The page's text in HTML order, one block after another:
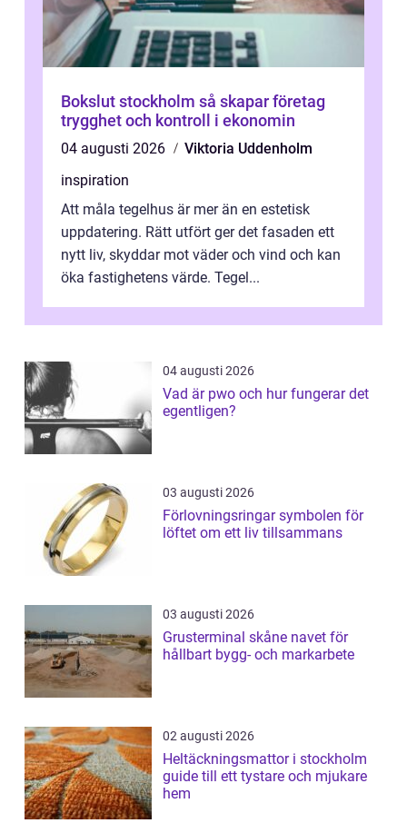
Bokslut stockholm så skapar företag
trygghet och kontroll i ekonomin
04 augusti 2026
Viktoria Uddenholm
inspiration
Att måla tegelhus är mer än en estetisk
uppdatering. Rätt utfört ger det fasaden ett
nytt liv, skyddar mot väder och vind och kan
öka fastighetens värde. Tegel...
04 augusti 2026
Vad är pwo och hur fungerar det
egentligen?
03 augusti 2026
Förlovningsringar symbolen för
löftet om ett liv tillsammans
03 augusti 2026
Grusterminal skåne navet för
hållbart bygg- och markarbete
02 augusti 2026
Heltäckningsmattor i stockholm
guide till ett tystare och mjukare
hem